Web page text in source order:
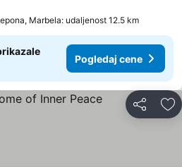
Marbela: udaljenost 12.5 km
Pogledaj cene
Deli